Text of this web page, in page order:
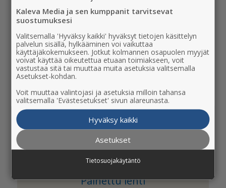
Etsitkö apua näihin:
Kaleva Media -tunnus ja käyttäjätili
Verkkosivusto ja sovellus
Näköislehti
Painettu lehti
Kaleva Media ja sen kumppanit tarvitsevat
suostumuksesi
Valitsemalla 'Hyväksy kaikki' hyväksyt tietojen käsittelyn
palvelun sisällä, hylkääminen voi vaikuttaa
käyttäjäkokemukseen. Jotkut kolmannen osapuolen myyjät
voivat käyttää oikeutettua etuaan toimiakseen, voit
vastustaa sitä tai muuttaa muita asetuksia valitsemalla
Asetukset-kohdan.
Voit muuttaa valintojasi ja asetuksia milloin tahansa
valitsemalla 'Evästesetukset' sivun alareunasta.
Hyväksy kaikki
Asetukset
Tietosuojakäytäntö